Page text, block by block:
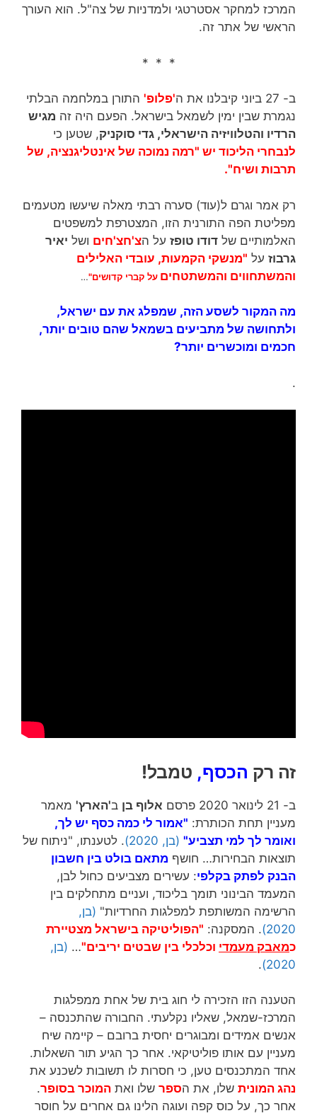
המרכז למחקר אסטרטגי ולמדניות של צה"ל. הוא העורך
הראשי של אתר זה.
* * *
ב- 27 ביוני קיבלנו את ה 'פלופ' התורן במלחמה הבלתי
נגמרת שבין ימין לשמאל בישראל. הפעם היה זה מגיש
הרדיו והטלוויזיה הישראלי, גדי סוקניק, שטען כי
לנבחרי הליכוד יש "רמה נמוכה של אינטליגנציה, של
תרבות ושיח".
רק אמר וגרם ל(עוד) סערה רבתי מאלה שיעשו מטעמים
מפליטת הפה התורנית הזו, המצטרפת למשפטים
האלמותיים של דודו טופז על הצ'חצ'חים ושל יאיר
גרבוז על "מנשקי הקמעות, עובדי האלילים
והמשתחווים והמשתטחים על קברי קדושים"…
מה המקור לשסע הזה, שמפלג את עם ישראל,
ולתחושה של מתביעים בשמאל שהם טובים יותר,
חכמים ומוכשרים יותר?
.
זה רק הכסף, טמבל!
ב- 21 לינואר 2020 פרסם אלוף בן ב'הארץ' מאמר
מעניין תחת הכותרת: "אמור לי כמה כסף יש לך,
ואומר לך למי תצביע" (בן, 2020)
. לטענתו, "ניתוח של
תוצאות הבחירות… חושף מתאם בולט בין חשבון
הבנק לפתק בקלפי: עשירים מצביעים כחול לבן,
המעמד הבינוני תומך בליכוד, ועניים מתחלקים בין
הרשימה המשותפת למפלגות החרדיות" (בן,
2020) . המסקנה: "הפוליטיקה בישראל מצטיירת
כמאבק מעמדי וכלכלי בין שבטים יריבים"… (בן,
2020)
.
הטענה הזו הזכירה לי חוג בית של אחת ממפלגות
המרכז-שמאל, שאליו נקלעתי. החבורה שהתכנסה –
אנשים אמידים ומבוגרים יחסית ברובם – קיימה שיח
מעניין עם אותו פוליטיקאי. אחר כך הגיע תור השאלות.
אחד המתכנסים טען, כי חסרות לו תשובות לשכנע את
נהג המונית שלו, את הספר שלו ואת המוכר בסופר.
אחר כך, על כוס קפה ועוגה הלינו גם אחרים על חוסר